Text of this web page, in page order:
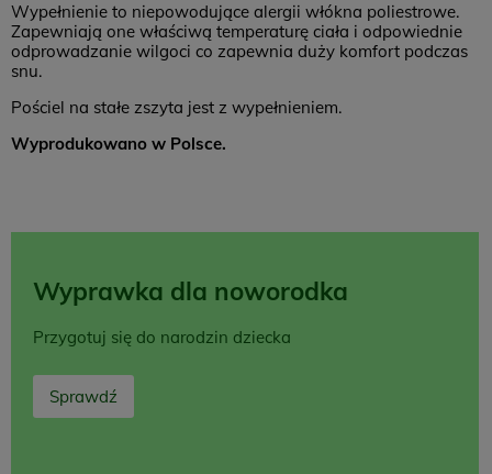
Wypełnienie to niepowodujące alergii włókna poliestrowe.
Zapewniają one właściwą temperaturę ciała i odpowiednie
odprowadzanie wilgoci co zapewnia duży komfort podczas
snu.
Pościel na stałe zszyta jest z wypełnieniem.
Wyprodukowano w Polsce.
Wyprawka dla noworodka
Przygotuj się do narodzin dziecka
Sprawdź